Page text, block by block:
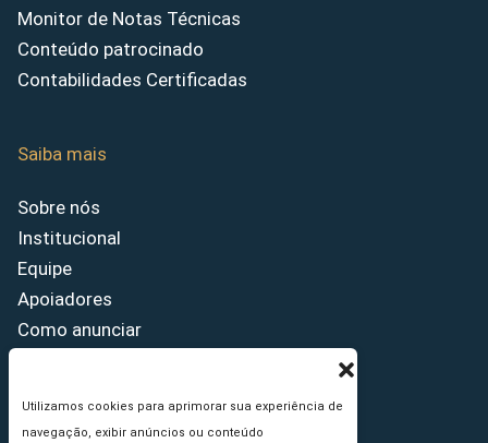
Utilizamos cookies para aprimorar sua experiência de
navegação, exibir anúncios ou conteúdo
Monitor de Notas Técnicas
Conteúdo patrocinado
Contabilidades Certificadas
Saiba mais
Sobre nós
Institucional
Equipe
Apoiadores
Como anunciar